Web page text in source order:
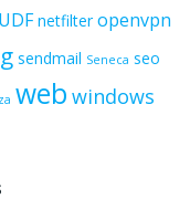
netfilter openvpn
sendmail Seneca seo
web windows